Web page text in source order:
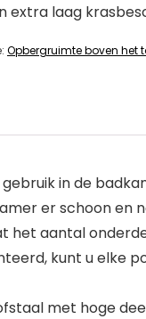
extra laag
Opbergruimte boven het
gebruik in de
er schoon en
het aantal
kunt u elke
met